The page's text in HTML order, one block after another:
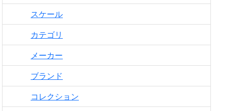
スケール
カテゴリ
メーカー
ブランド
コレクション